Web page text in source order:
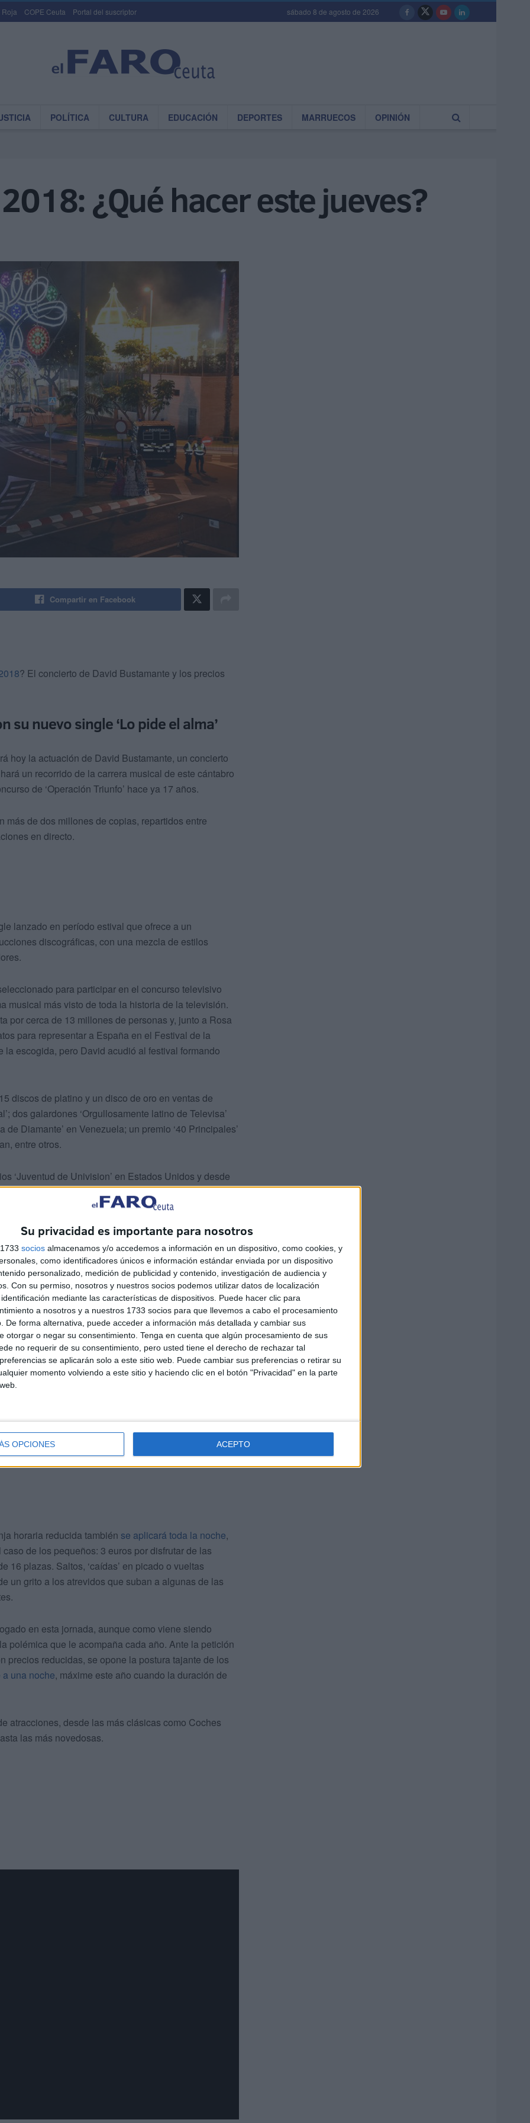
Su privacidad es importante para nosotros
socios almacenamos y/o accedemos a información en un dispositivo, como cookies, y
como identificadores únicos e información estándar enviada por un dispositivo
personalizado, medición de publicidad y contenido, investigación de audiencia y
Con su permiso, nosotros y nuestros socios podemos utilizar datos de localización
mediante las características de dispositivos. Puede hacer clic para
a nosotros y a nuestros 1733 socios para que llevemos a cabo el procesamiento
De forma alternativa, puede acceder a información más detallada y cambiar sus
otorgar o negar su consentimiento. Tenga en cuenta que algún procesamiento de sus
no requerir de su consentimiento, pero usted tiene el derecho de rechazar tal
se aplicarán solo a este sitio web. Puede cambiar sus preferencias o retirar su
momento volviendo a este sitio y haciendo clic en el botón "Privacidad" en la parte
OPCIONES ACEPTO
Roja COPE Ceuta Portal del suscriptor sábado 8 de agosto de 2026
POLÍTICA CULTURA EDUCACIÓN DEPORTES MARRUECOS OPINIÓN
¿Qué hacer este jueves?
Compartir en Facebook
? El concierto de David Bustamante y los precios
su nuevo single ‘Lo pide el alma’
hoy la actuación de David Bustamante, un concierto
un recorrido de la carrera musical de este cántabro
de ‘Operación Triunfo’ hace ya 17 años.
de dos millones de copias, repartidos entre
en directo.
lanzado en período estival que ofrece a un
discográficas, con una mezcla de estilos
para participar en el concurso televisivo
musical más visto de toda la historia de la televisión.
por cerca de 13 millones de personas y, junto a Rosa
para representar a España en el Festival de la
escogida, pero David acudió al festival formando
discos de platino y un disco de oro en ventas de
dos galardones ‘Orgullosamente latino de Televisa’
de Diamante’ en Venezuela; un premio ‘40 Principales’
entre otros.
‘Juventud de Univision’ en Estados Unidos y desde
en Santander.
Feria precios reducidos en las
esta ocasión en el tercer día de las Fiestas
porque las atracciones reducirán su precio
más, el tradicional y esperado ‘Día del Niño’.
para los más pequeños de la casa solo costarán
familiares en las que todos sus miembros
horaria reducida también se aplicará toda la noche,
de los pequeños: 3 euros por disfrutar de las
16 plazas. Saltos, ‘caídas’ en picado o vueltas
un grito a los atrevidos que suban a algunas de las
en esta jornada, aunque como viene siendo
polémica que le acompaña cada año. Ante la petición
precios reducidas, se opone la postura tajante de los
una noche, máxime este año cuando la duración de
atracciones, desde las más clásicas como Coches
las más novedosas.